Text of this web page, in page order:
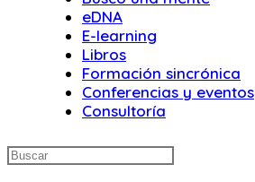
eDNA
E-learning
Libros
Formación sincrónica
Conferencias y eventos
Consultoría
Buscar: